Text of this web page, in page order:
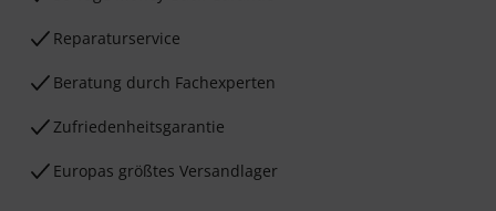
Reparaturservice
Beratung durch Fachexperten
Zufriedenheitsgarantie
Europas größtes Versandlager